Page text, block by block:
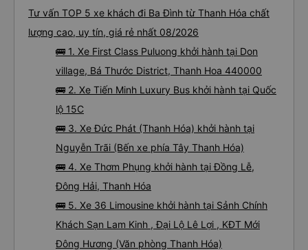
Tư vấn TOP 5 xe khách đi Ba Đình từ Thanh Hóa chất
lượng cao, uy tín, giá rẻ nhất 08/2026
🚌 1. Xe First Class Puluong khởi hành tại Don
village, Bá Thước District, Thanh Hoa 440000
🚌 2. Xe Tiến Minh Luxury Bus khởi hành tại Quốc
lộ 15C
🚌 3. Xe Đức Phát (Thanh Hóa) khởi hành tại
Nguyễn Trãi (Bến xe phía Tây Thanh Hóa)
🚌 4. Xe Thơm Phụng khởi hành tại Đồng Lễ,
Đông Hải, Thanh Hóa
🚌 5. Xe 36 Limousine khởi hành tại Sảnh Chính
Khách Sạn Lam Kinh , Đại Lộ Lê Lợi , KĐT Mới
Đông Hương (Văn phòng Thanh Hóa)